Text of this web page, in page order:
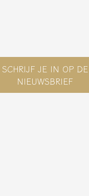
SCHRIJF JE IN OP DE
NIEUWSBRIEF